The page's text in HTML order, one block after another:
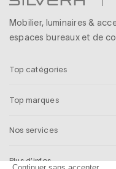
Mobilier, luminaires &
espaces bureaux et de
Top catégories
Top marques
Nos services
Plus d’infos